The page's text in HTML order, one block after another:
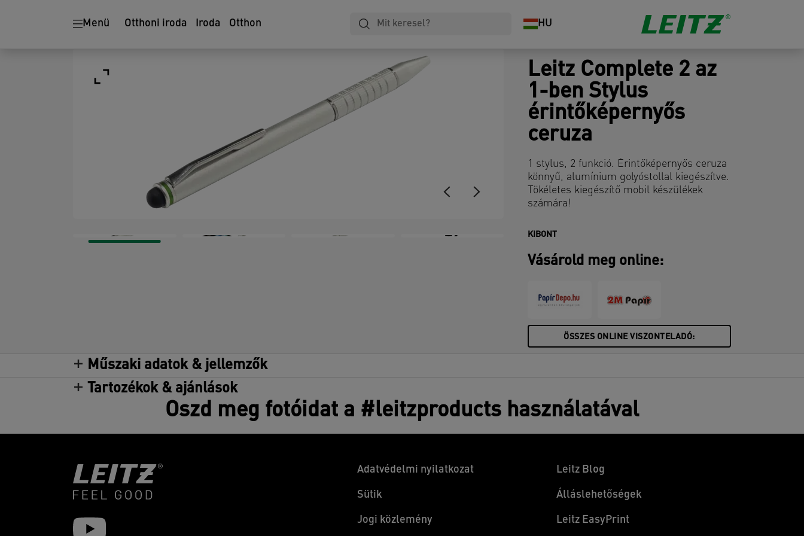
Menü Otthoni iroda Iroda Otthon HU
+2
Leitz Complete 2 az
1-ben Stylus
érintőképernyős
ceruza
1 stylus, 2 funkció. Érintőképernyős ceruza
könnyű, alumínium golyóstollal kiegészítve.
Tökéletes kiegészítő mobil készülékek
számára!
KIBONT
Vásárold meg online:
ÖSSZES ONLINE VISZONTELADÓ:
Műszaki adatok & jellemzők
Tartozékok & ajánlások
Oszd meg fotóidat a #leitzproducts használatával
Adatvédelmi nyilatkozat
Sütik
Jogi közlemény
Leitz Blog
Álláslehetőségek
Leitz EasyPrint